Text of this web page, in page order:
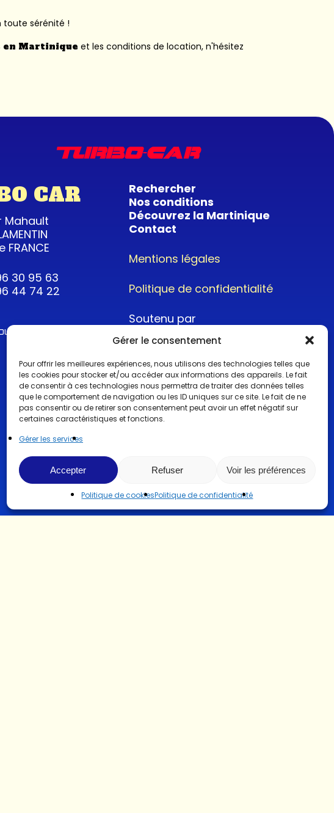
Gérer le consentement
Pour offrir les meilleures expériences, nous utilisons des technologies telles que
les cookies pour stocker et/ou accéder aux informations des appareils. Le fait
de consentir à ces technologies nous permettra de traiter des données telles
que le comportement de navigation ou les ID uniques sur ce site. Le fait de ne
pas consentir ou de retirer son consentement peut avoir un effet négatif sur
certaines caractéristiques et fonctions.
Gérer les services
Accepter Refuser Voir les préférences
Politique de cookiesPolitique de confidentialité
toute sérénité !
en Martinique et les conditions de location, n'hésitez
CAR
Mahault
30 95 63
44 74 22
!
Rechercher
Nos conditions
Découvrez la Martinique
Contact
Mentions légales
Politique de confidentialité
Soutenu par
@2022CopyrightTurboCar